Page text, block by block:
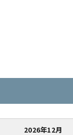
2026年12月